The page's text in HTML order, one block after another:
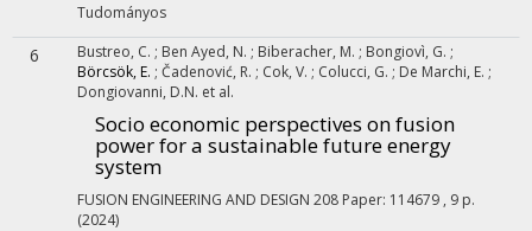
Tudományos
6 Bustreo, C. ; Ben Ayed, N. ; Biberacher, M. ; Bongiovì, G. ;
Börcsök, E. ; Čadenović, R. ; Cok, V. ; Colucci, G. ; De Marchi, E. ;
Dongiovanni, D.N. et al.
Socio economic perspectives on fusion
power for a sustainable future energy
system
FUSION ENGINEERING AND DESIGN 208 Paper: 114679 , 9 p.
(2024)